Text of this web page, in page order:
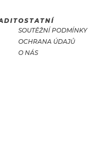
OSTATNÍ
SOUTĚŽNÍ PODMÍNKY
OCHRANA ÚDAJŮ
O NÁS